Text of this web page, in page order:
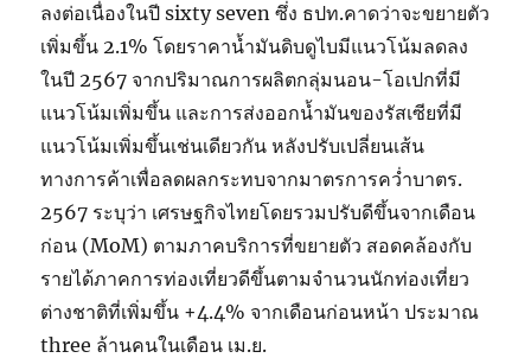
ลงต่อเนื่องในปี sixty seven ซึ่ง ธปท.คาดว่าจะขยายตัว
เพิ่มขึ้น 2.1% โดยราคาน้ำมันดิบดูไบมีแนวโน้มลดลง
ในปี 2567 จากปริมาณการผลิตกลุ่มนอน-โอเปกที่มี
แนวโน้มเพิ่มขึ้น และการส่งออกน้ำมันของรัสเซียที่มี
แนวโน้มเพิ่มขึ้นเช่นเดียวกัน หลังปรับเปลี่ยนเส้น
ทางการค้าเพื่อลดผลกระทบจากมาตรการคว่ำบาตร.
2567 ระบุว่า เศรษฐกิจไทยโดยรวมปรับดีขึ้นจากเดือน
ก่อน (MoM) ตามภาคบริการที่ขยายตัว สอดคล้องกับ
รายได้ภาคการท่องเที่ยวดีขึ้นตามจำนวนนักท่องเที่ยว
ต่างชาติที่เพิ่มขึ้น +4.4% จากเดือนก่อนหน้า ประมาณ
three ล้านคนในเดือน เม.ย.